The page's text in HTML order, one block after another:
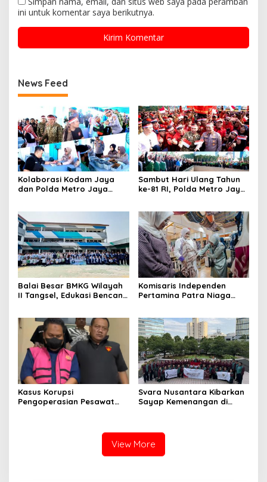
ini untuk komentar saya berikutnya.
News Feed
Kolaborasi Kodam Jaya
dan Polda Metro Jaya
Sambut Hari Ulang Tahun
ke-81 RI, Polda Metro Jaya
Balai Besar BMKG Wilayah
II Tangsel, Edukasi Bencana
23
Komisaris Independen
Pertamina Patra Niaga
Sentuhan Kemanusiaan dan
Keberlanjutan
Kasus Korupsi
Pengoperasian Pesawat
Svara Nusantara Kibarkan
Sayap Kemenangan di
View More